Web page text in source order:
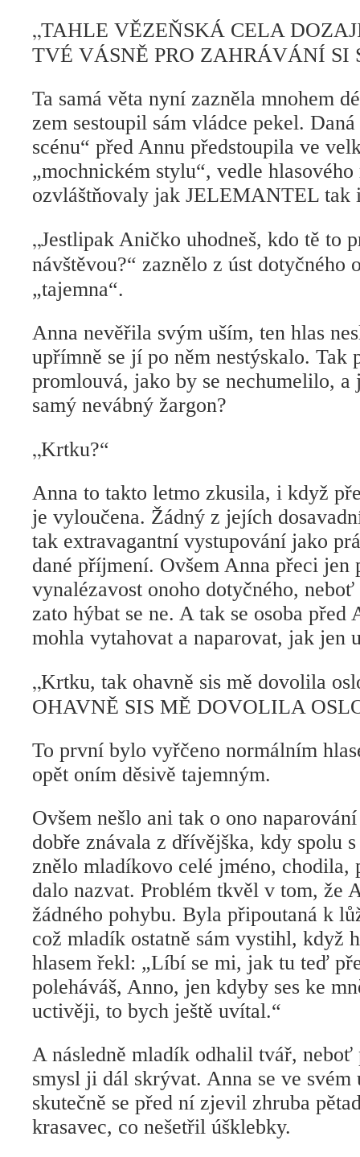
„TAHLE VĚZEŇSKÁ CELA
TVÉ VÁSNĚ PRO ZAHRÁVÁNÍ SI
Ta samá věta nyní zazněla mnohem
zem sestoupil sám vládce pekel. Daná
scénu“ před Annu předstoupila ve
„mochnickém stylu“, vedle
ozvláštňovaly jak JELEMANTEL
„Jestlipak Aničko uhodneš, kdo tě to
návštěvou?“ zaznělo z úst dotyčného
„tajemna“.
Anna nevěřila svým uším, ten hlas
upřímně se jí po něm nestýskalo. Tak
promlouvá, jako by se nechumelilo, a
samý nevábný žargon?
„Krtku?“
Anna to takto letmo zkusila, i když
je vyloučena. Žádný z jejích
tak extravagantní vystupování jako
dané příjmení. Ovšem Anna přeci jen
vynalézavost onoho dotyčného,
zato hýbat se ne. A tak se osoba před
mohla vytahovat a naparovat, jak jen
„Krtku, tak ohavně sis mě dovolila
OHAVNĚ SIS MĚ DOVOLILA
To první bylo vyřčeno normálním
opět oním děsivě tajemným.
Ovšem nešlo ani tak o ono
dobře znávala z dřívějška, kdy spolu
znělo mladíkovo celé jméno, chodila,
dalo nazvat. Problém tkvěl v tom, že
žádného pohybu. Byla připoutaná k
což mladík ostatně sám vystihl, když
hlasem řekl: „Líbí se mi, jak tu teď
poleháváš, Anno, jen kdyby ses ke
uctivěji, to bych ještě uvítal.“
A následně mladík odhalil tvář, neboť
smysl ji dál skrývat. Anna se ve
skutečně se před ní zjevil zhruba
krasavec, co nešetřil úšklebky.